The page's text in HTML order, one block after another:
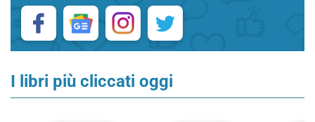
I libri più cliccati oggi